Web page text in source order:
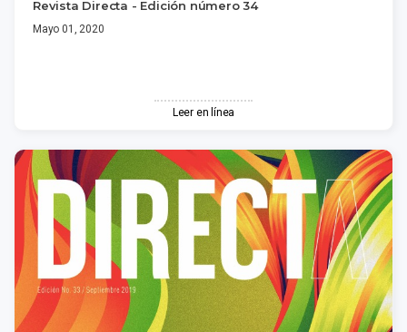
Revista Directa - Edición número 34
Mayo 01, 2020
Leer en línea